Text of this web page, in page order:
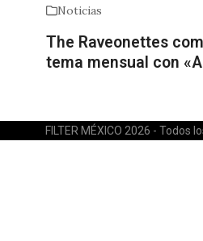
Noticias
The Raveonettes
tema mensual con
FILTER MÉXICO 2026 - Todos